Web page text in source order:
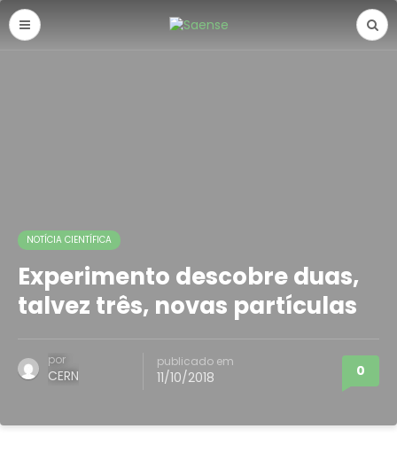
NOTÍCIA CIENTÍFICA
Experimento descobre duas,
talvez três, novas partículas
por
CERN
publicado em
11/10/2018 0